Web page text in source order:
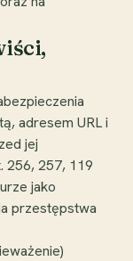
adresem URL i
jej
256, 257, 119
jako
przestępstwa